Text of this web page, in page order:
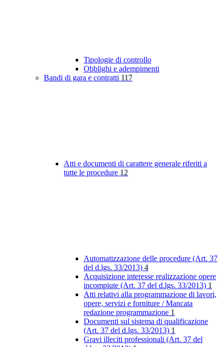
Tipologie di controllo
Obblighi e adempimenti
Bandi di gara e contratti 117
Atti e documenti di carattere generale riferiti a
tutte le procedure 12
Automatizzazione delle procedure (Art. 37
del d.lgs. 33/2013) 4
Acquisizione interesse realizzazione opere
incompiute (Art. 37 del d.lgs. 33/2013) 1
Atti relativi alla programmazione di lavori,
opere, servizi e forniture / Mancata
redazione programmazione 1
Documenti sul sistema di qualificazione
(Art. 37 del d.lgs. 33/2013) 1
Gravi illeciti professionali (Art. 37 del